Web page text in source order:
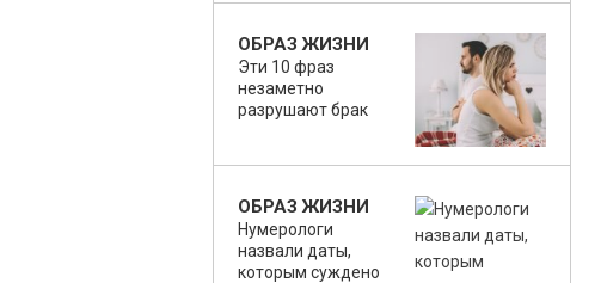
ОБРАЗ ЖИЗНИ
Эти 10 фраз
незаметно
разрушают брак
ОБРАЗ ЖИЗНИ
Нумерологи
назвали даты,
которым суждено